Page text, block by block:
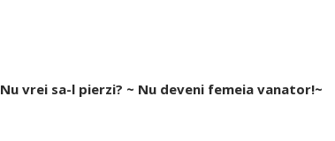
Nu vrei sa-l pierzi? ~ Nu deveni femeia vanator!~